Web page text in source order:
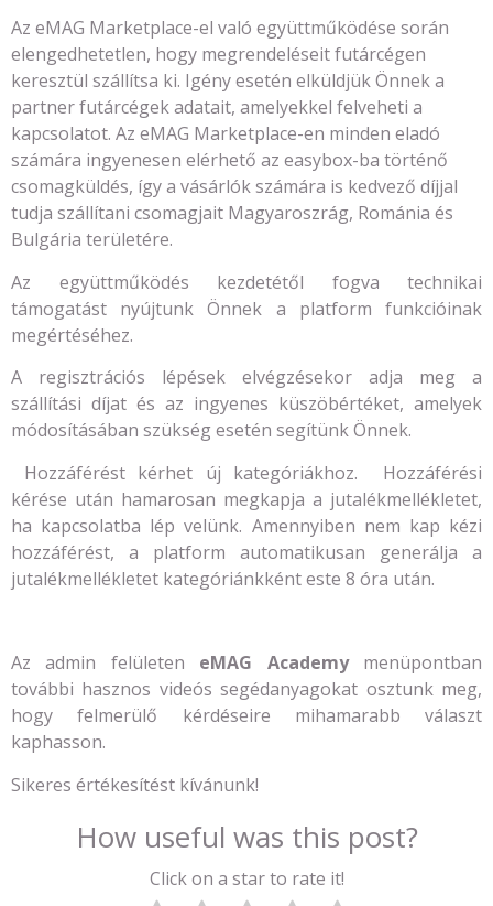
Az eMAG Marketplace-el való együttműködése során
elengedhetetlen, hogy megrendeléseit futárcégen
keresztül szállítsa ki. Igény esetén elküldjük Önnek a
partner futárcégek adatait, amelyekkel felveheti a
kapcsolatot. Az eMAG Marketplace-en minden eladó
számára ingyenesen elérhető az easybox-ba történő
csomagküldés, így a vásárlók számára is kedvező díjjal
tudja szállítani csomagjait Magyaroszrág, Románia és
Bulgária területére.
Az együttműködés kezdetétől fogva technikai
támogatást nyújtunk Önnek a platform funkcióinak
megértéséhez.
A regisztrációs lépések elvégzésekor adja meg a
szállítási díjat és az ingyenes küszöbértéket, amelyek
módosításában szükség esetén segítünk Önnek.
Hozzáférést kérhet új kategóriákhoz. Hozzáférési
kérése után hamarosan megkapja a jutalékmellékletet,
ha kapcsolatba lép velünk. Amennyiben nem kap kézi
hozzáférést, a platform automatikusan generálja a
jutalékmellékletet kategóriánkként este 8 óra után.
Az admin felületen eMAG Academymenüpontban
további hasznos videós segédanyagokat osztunk meg,
hogy felmerülő kérdéseire mihamarabb választ
kaphasson.
Sikeres értékesítést kívánunk!
How useful was this post?
Click on a star to rate it!